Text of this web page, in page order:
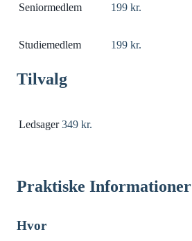
Seniormedlem 199 kr.
Studiemedlem 199 kr.
Tilvalg
Ledsager 349 kr.
Praktiske Informationer
Hvor